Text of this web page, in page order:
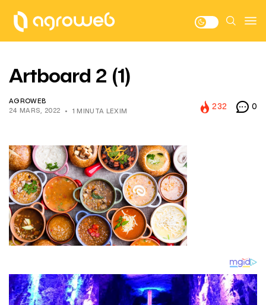
Artboard 2 (1)
AGROWEB
24 MARS, 2022
1 MINUTA LEXIM
232 0